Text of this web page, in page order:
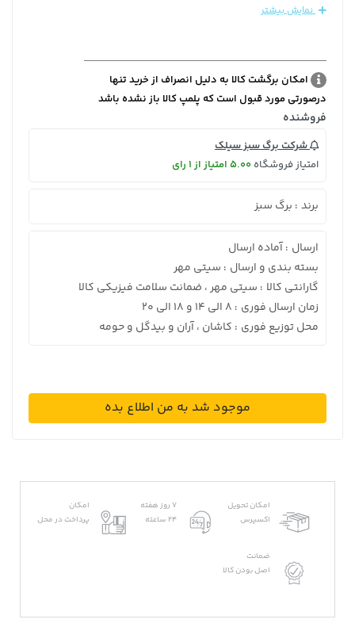
نمایش بیشتر
امکان برگشت کالا به دلیل انصراف از خرید تنها
درصورتی مورد قبول است که پلمپ کالا باز نشده باشد
فروشنده
شرکت برگ سبز سیلک
امتیاز فروشگاه 5.00 امتیاز از 1 رای
برند : برگ سبز
ارسال : آماده ارسال
بسته بندی و ارسال : سیتی مهر
گارانتی کالا : سیتی مهر ، ضمانت سلامت فیزیکی کالا
زمان ارسال فوری : 8 الی 14 و 18 الی 20
محل توزیع فوری : کاشان ، آران و بیدگل و حومه
موجود شد به من اطلاع بده
امکان تحویل
اکسپرس
7 روز هفته
24 ساعته
امکان
پرداخت در محل
ضمانت
اصل بودن کالا